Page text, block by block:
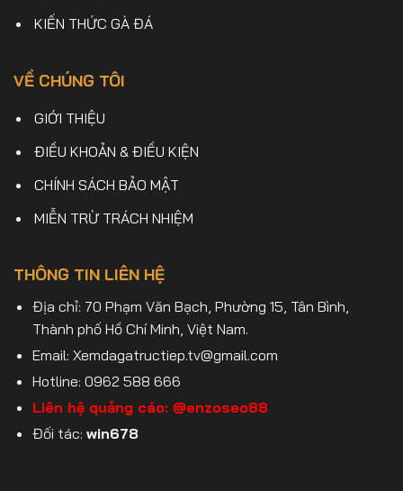
KIẾN THỨC GÀ ĐÁ
VỀ CHÚNG TÔI
GIỚI THIỆU
ĐIỀU KHOẢN & ĐIỀU KIỆN
CHÍNH SÁCH BẢO MẬT
MIỄN TRỪ TRÁCH NHIỆM
THÔNG TIN LIÊN HỆ
Địa chỉ: 70 Phạm Văn Bạch, Phường 15, Tân Bình,
Thành phố Hồ Chí Minh, Việt Nam.
Email: Xemdagatructiep.tv@gmail.com
Hotline: 0962 588 666
Liên hệ quảng cáo: @enzoseo88
Đối tác: win678